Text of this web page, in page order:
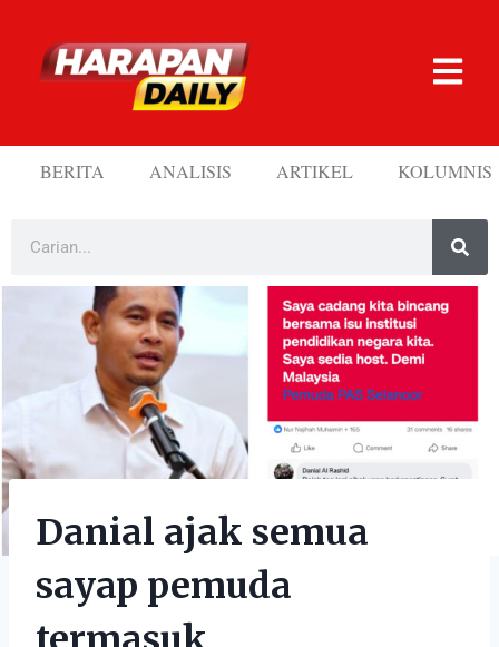
BERITA ANALISIS ARTIKEL KOLUMNIS
Danial ajak semua
sayap pemuda